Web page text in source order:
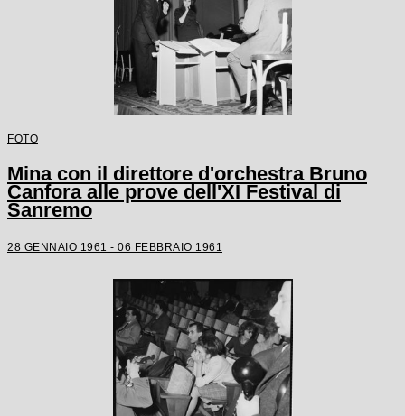
FOTO
Mina con il direttore d'orchestra Bruno
Canfora alle prove dell'XI Festival di
Sanremo
28 GENNAIO 1961 - 06 FEBBRAIO 1961